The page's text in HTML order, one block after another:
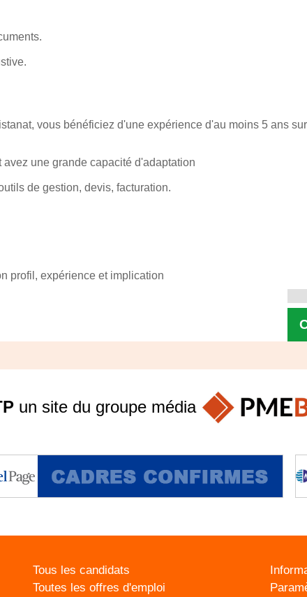
vous bénéficiez d'une expérience d'au moins 5 ans
une grande capacité d'adaptation
de gestion, devis, facturation.
profil, expérience et implication
un site du groupe média
Tous les candidats
Toutes les offres d'emploi